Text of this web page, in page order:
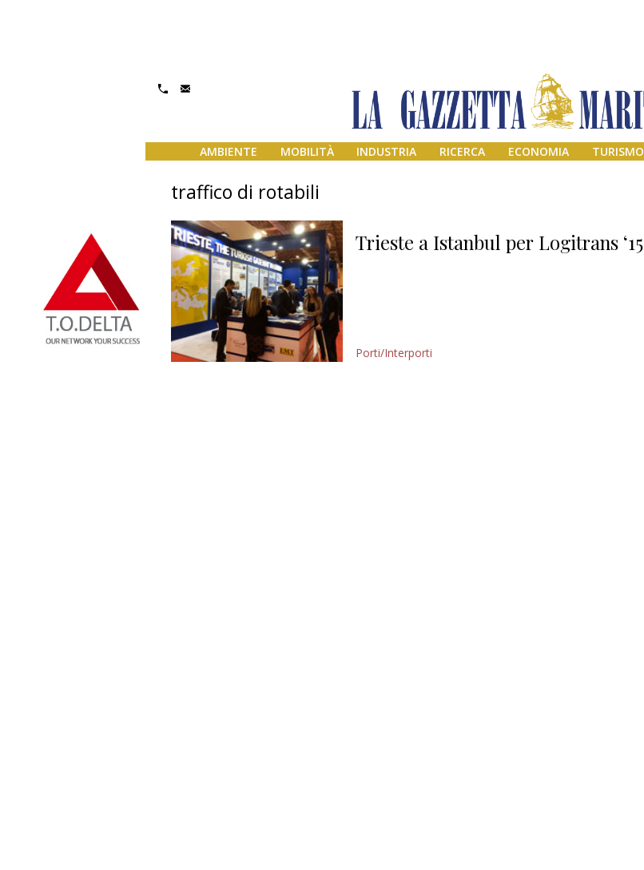
AMBIENTE MOBILITÀ INDUSTRIA RICERCA ECONOMIA TURISMO
traffico di rotabili
Trieste a Istanbul per Logitrans ‘15
Porti/Interporti